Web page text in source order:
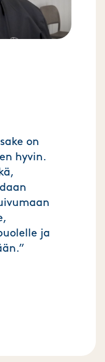
on
hyvin.
ja